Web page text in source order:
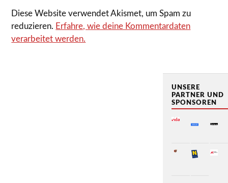
Diese Website verwendet Akismet, um Spam zu
reduzieren. Erfahre, wie deine Kommentardaten
verarbeitet werden.
UNSERE
PARTNER UND
SPONSOREN